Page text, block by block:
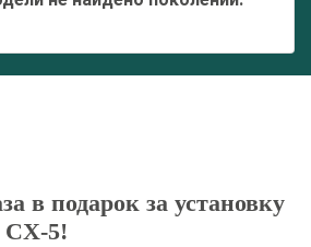
в подарок за установку
5!